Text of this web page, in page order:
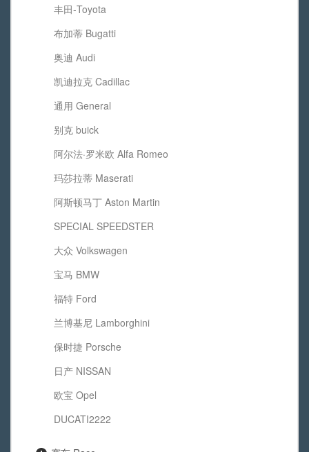
丰田-Toyota
布加蒂 Bugatti
奥迪 Audi
凯迪拉克 Cadillac
通用 General
别克 buick
阿尔法·罗米欧 Alfa Romeo
玛莎拉蒂 Maserati
阿斯顿马丁 Aston Martin
SPECIAL SPEEDSTER
大众 Volkswagen
宝马 BMW
福特 Ford
兰博基尼 Lamborghini
保时捷 Porsche
日产 NISSAN
欧宝 Opel
DUCATI2222